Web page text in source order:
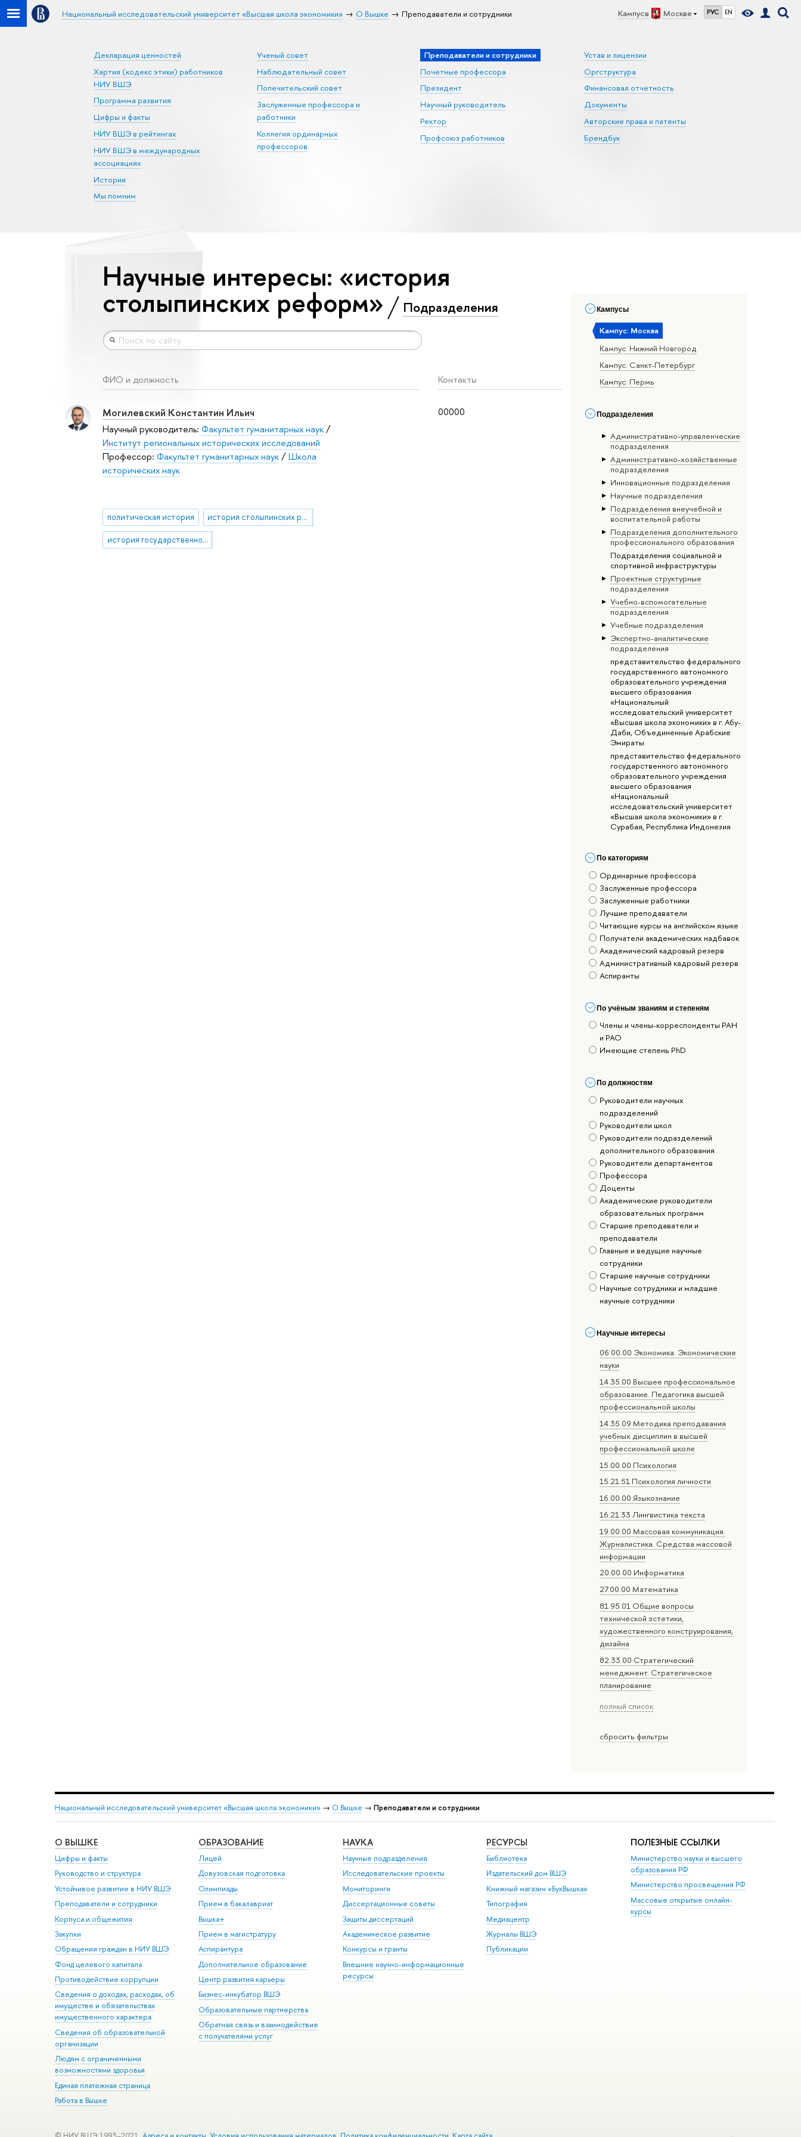
Кампус в Москве РУС EN
Национальный исследовательский университет «Высшая школа экономики» О Вышке Преподаватели и сотрудники
Декларация ценностей
Хартия (кодекс этики) работников
НИУ ВШЭ
Программа развития
Цифры и факты
НИУ ВШЭ в рейтингах
НИУ ВШЭ в международных
ассоциациях
История
Мы помним
Ученый совет
Наблюдательный совет
Попечительский совет
Заслуженные профессора и
работники
Коллегия ординарных
профессоров
Преподаватели и сотрудники
Почетные профессора
Президент
Научный руководитель
Ректор
Профсоюз работников
Устав и лицензии
Оргструктура
Финансовая отчетность
Документы
Авторские права и патенты
Брендбук
Кампусы
Кампус: Москва
Кампус: Нижний Новгород
Кампус: Санкт-Петербург
Кампус: Пермь
Подразделения
Административно-управленческие
подразделения
Административно-хозяйственные
подразделения
Инновационные подразделения
Научные подразделения
Подразделения внеучебной и
воспитательной работы
Подразделения дополнительного
профессионального образования
Подразделения социальной и
спортивной инфраструктуры
Проектные структурные
подразделения
Учебно-вспомогательные
подразделения
Учебные подразделения
Экспертно-аналитические
подразделения
представительство федерального
государственного автономного
образовательного учреждения
высшего образования
«Национальный
исследовательский университет
«Высшая школа экономики» в г. Абу-
Даби, Объединенные Арабские
Эмираты
представительство федерального
государственного автономного
образовательного учреждения
высшего образования
«Национальный
исследовательский университет
«Высшая школа экономики» в г.
Сурабая, Республика Индонезия
По категориям
Ординарные профессора
Заслуженные профессора
Заслуженные работники
Лучшие преподаватели
Читающие курсы на английском языке
Получатели академических надбавок
Академический кадровый резерв
Административный кадровый резерв
Аспиранты
По учёным званиям и степеням
Члены и члены-корреспонденты РАН
и РАО
Имеющие степень PhD
По должностям
Руководители научных
подразделений
Руководители школ
Руководители подразделений
дополнительного образования
Руководители департаментов
Профессора
Доценты
Академические руководители
образовательных программ
Старшие преподаватели и
преподаватели
Главные и ведущие научные
сотрудники
Старшие научные сотрудники
Научные сотрудники и младшие
научные сотрудники
Научные интересы
06.00.00 Экономика. Экономические
науки
14.35.00 Высшее профессиональное
образование. Педагогика высшей
профессиональной школы
14.35.09 Методика преподавания
учебных дисциплин в высшей
профессиональной школе
15.00.00 Психология
15.21.51 Психология личности
16.00.00 Языкознание
16.21.33 Лингвистика текста
19.00.00 Массовая коммуникация.
Журналистика. Средства массовой
информации
20.00.00 Информатика
27.00.00 Математика
81.95.01 Общие вопросы
технической эстетики,
художественного конструирования,
дизайна
82.33.00 Стратегический
менеджмент. Стратегическое
планирование
полный список
сбросить фильтры
Научные интересы: «история
столыпинских реформ» Подразделения
ФИО и должность Контакты
00000
Могилевский Константин Ильич
Научный руководитель: Факультет гуманитарных наук/
Институт региональных исторических исследований
Профессор: Факультет гуманитарных наук/Школа
исторических наук
политическая история история столыпинских реформ
история государственного аппарата Российской империи
Национальный исследовательский университет «Высшая школа экономики» → О Вышке → Преподаватели и сотрудники
О ВЫШКЕ
Цифры и факты
Руководство и структура
Устойчивое развитие в НИУ ВШЭ
Преподаватели и сотрудники
Корпуса и общежития
Закупки
Обращения граждан в НИУ ВШЭ
Фонд целевого капитала
Противодействие коррупции
Сведения о доходах, расходах, об
имуществе и обязательствах
имущественного характера
Сведения об образовательной
организации
Людям с ограниченными
возможностями здоровья
Единая платежная страница
Работа в Вышке
ОБРАЗОВАНИЕ
Лицей
Довузовская подготовка
Олимпиады
Прием в бакалавриат
Вышка+
Прием в магистратуру
Аспирантура
Дополнительное образование
Центр развития карьеры
Бизнес-инкубатор ВШЭ
Образовательные партнерства
Обратная связь и взаимодействие
с получателями услуг
НАУКА
Научные подразделения
Исследовательские проекты
Мониторинги
Диссертационные советы
Защиты диссертаций
Академическое развитие
Конкурсы и гранты
Внешние научно-информационные
ресурсы
РЕСУРСЫ
Библиотека
Издательский дом ВШЭ
Книжный магазин «БукВышка»
Типография
Медиацентр
Журналы ВШЭ
Публикации
ПОЛЕЗНЫЕ ССЫЛКИ
Министерство науки и высшего
образования РФ
Министерство просвещения РФ
Массовые открытые онлайн-
курсы